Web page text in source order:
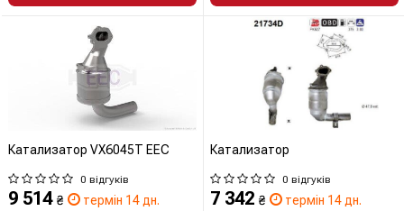
Катализатор VX6045T EEC
0 відгуків
9 514 ₴
термін 14 дн.
Катализатор
0 відгуків
7 342 ₴
термін 14 дн.